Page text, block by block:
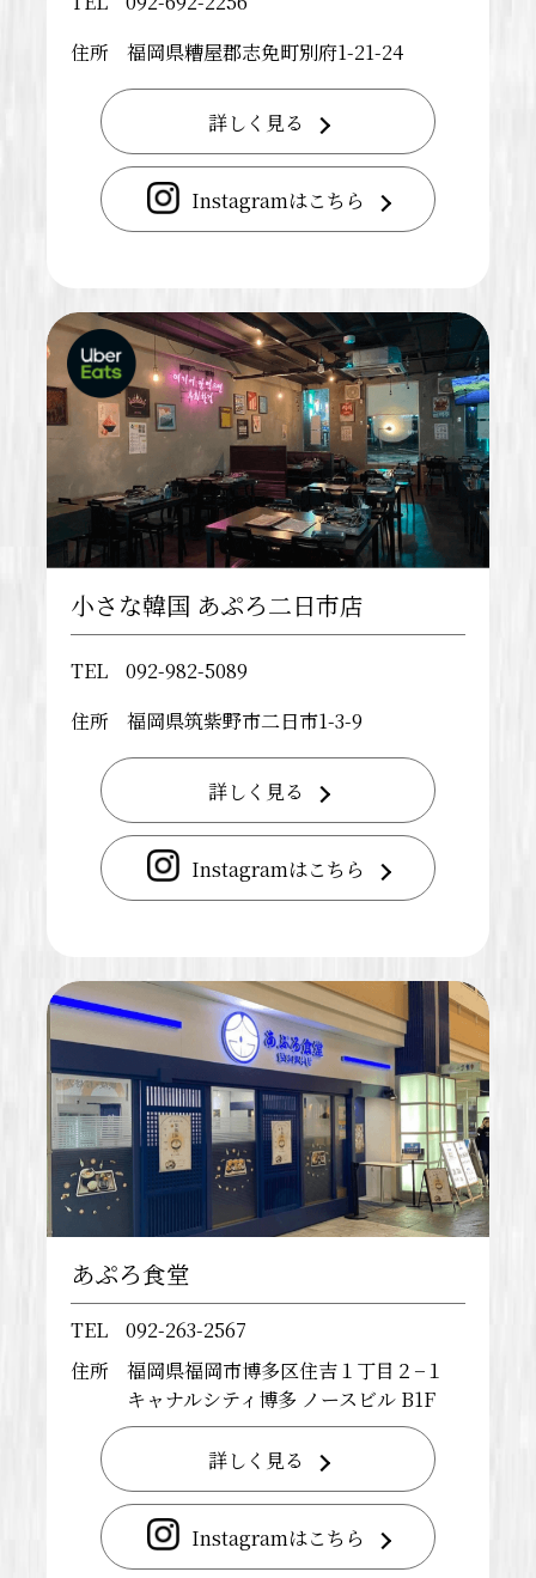
住所
福岡県糟屋郡志免町別府1-21-24
詳しく見る
Instagramはこちら
小さな韓国 あぷろ二日市店
TEL
092-982-5089
住所
福岡県筑紫野市二日市1-3-9
詳しく見る
Instagramはこちら
あぷろ食堂
TEL
092-263-2567
住所
福岡県福岡市博多区住吉１丁目２−１
キャナルシティ博多 ノースビル B1F
詳しく見る
Instagramはこちら